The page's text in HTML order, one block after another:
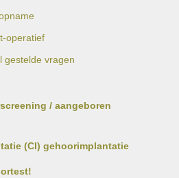
operatief
gestelde vragen
/ aangeboren
(CI) gehoorimplantatie